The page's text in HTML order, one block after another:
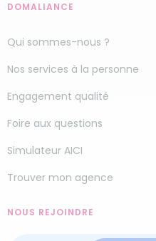
DOMALIANCE
Qui sommes-nous ?
Nos services à la personne
Engagement qualité
Foire aux questions
Simulateur AICI
Trouver mon agence
NOUS REJOINDRE